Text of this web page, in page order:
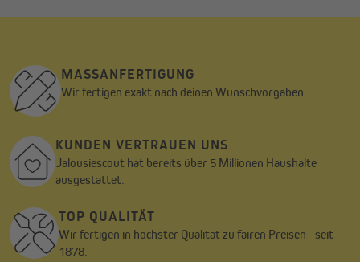
MASSANFERTIGUNG
Wir fertigen exakt nach deinen Wunschvorgaben.
KUNDEN VERTRAUEN UNS
Jalousiescout hat bereits über 5 Millionen Haushalte
ausgestattet.
TOP QUALITÄT
Wir fertigen in höchster Qualität zu fairen Preisen - seit
1878.